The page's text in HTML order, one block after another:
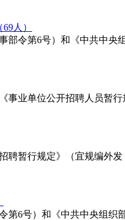
人）
第6号）和《中共中央
业单位公开招聘人员暂行
聘暂行规定》（宜规编外
第6号）和《中共中央组